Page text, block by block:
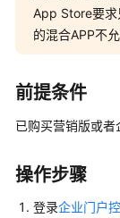
绍
速
入
门
用
户
指
App Store要求
的混合APP不允
前提条件
已购买营销版或者
操作步骤
登录企业门户